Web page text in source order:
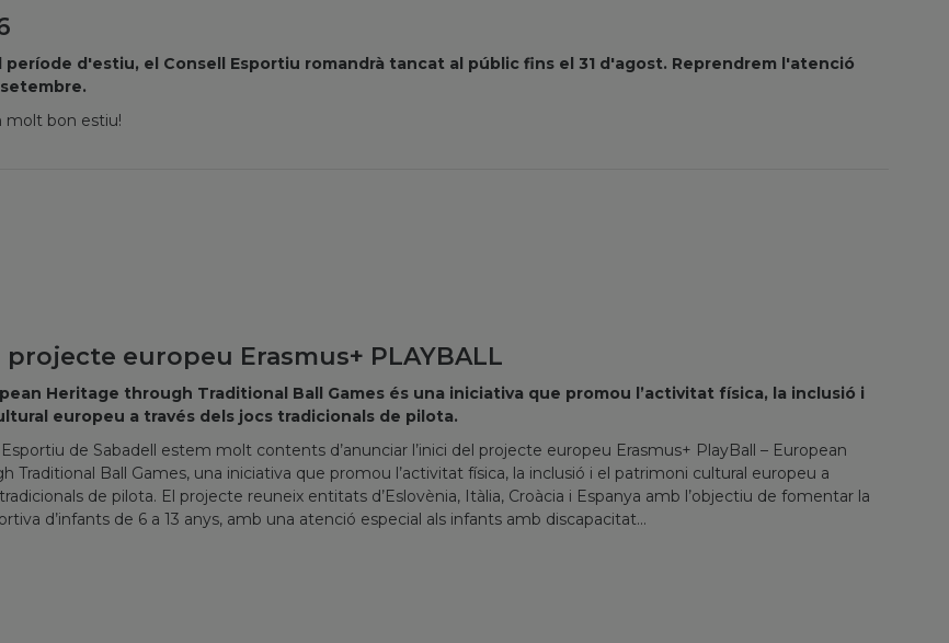
període d'estiu, el Consell Esportiu romandrà tancat al públic fins el 31 d'agost. Reprendrem l'atenció
molt bon estiu!
projecte europeu Erasmus+ PLAYBALL
Heritage through Traditional Ball Games és una iniciativa que promou l’activitat física, la inclusió i
europeu a través dels jocs tradicionals de pilota.
de Sabadell estem molt contents d’anunciar l’inici del projecte europeu Erasmus+ PlayBall – European
Traditional Ball Games, una iniciativa que promou l’activitat física, la inclusió i el patrimoni cultural europeu a
de pilota. El projecte reuneix entitats d’Eslovènia, Itàlia, Croàcia i Espanya amb l’objectiu de fomentar la
d’infants de 6 a 13 anys, amb una atenció especial als infants amb discapacitat...